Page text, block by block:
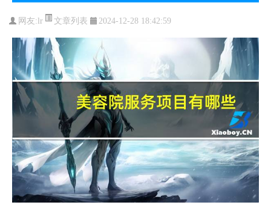
网友: lr 文章列表 2024-12-28 18:42:59